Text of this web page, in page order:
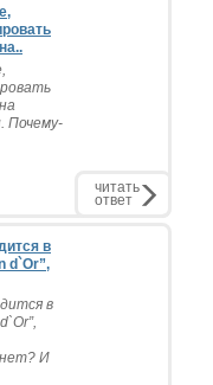
Почему-
читать
ответ
в
d`Or”,
в
нет? И